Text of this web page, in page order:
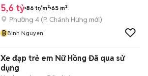
5,6 tỷ 86 tr/m² 65 m²
Phường 4 (P. Chánh Hưng mới)
BBinh Nguyen
Xe đạp trẻ em Nữ Hồng Đã qua sử
dụng